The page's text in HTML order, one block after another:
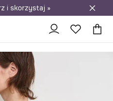
do salonów
i skorzystaj »